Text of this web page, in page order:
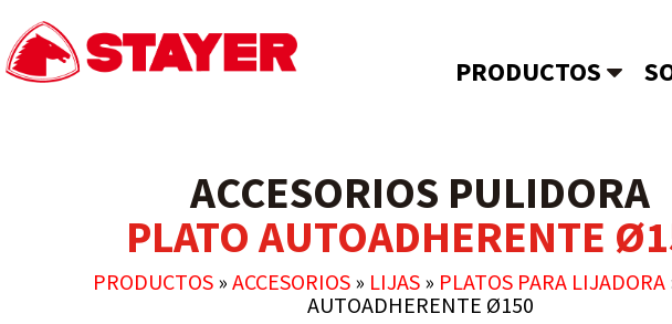
PRODUCTOS
ACCESORIOS PULIDORA
PLATO AUTOADHERENTE
PRODUCTOS » ACCESORIOS » LIJAS » PLATOS PARA LIJADORA
AUTOADHERENTE Ø150